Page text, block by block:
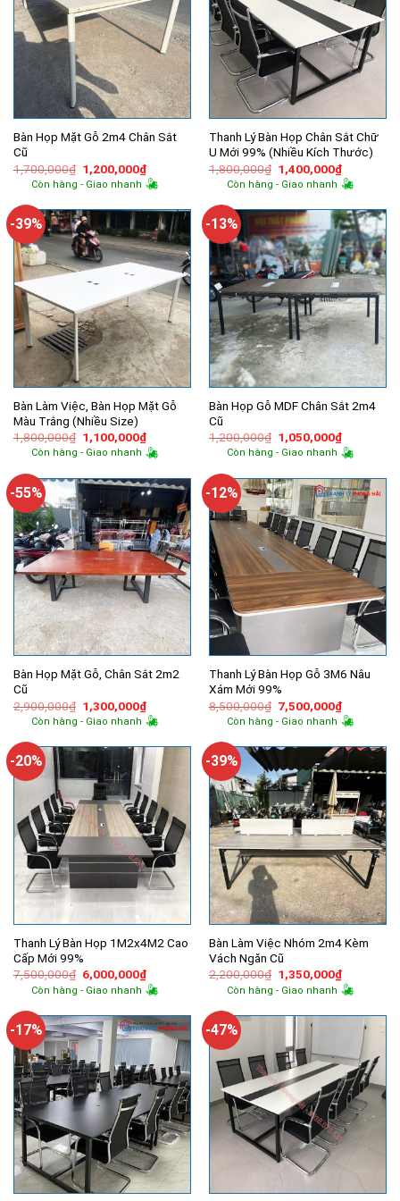
Bàn Họp Mặt Gỗ 2m4 Chân Sắt
Cũ
1,700,000₫ Giá
gốc
là:
1,200,000₫Giá
hiện
tại
1,200,000₫.
Còn hàng - Giao nhanh
Thanh Lý Bàn Họp Chân Sắt Chữ
U Mới 99% (Nhiều Kích Thước)
1,800,000₫ Giá
gốc
là:
1,400,000₫Giá
hiện
tại
Còn hàng - Giao nhanh
-39%
Bàn Làm Việc, Bàn Họp Mặt Gỗ
Màu Trắng (Nhiều Size)
1,800,000₫ Giá
gốc
là:
1,100,000₫Giá
hiện
tại
1,100,000₫.
Còn hàng - Giao nhanh
-13%
Bàn Họp Gỗ MDF Chân Sắt 2m4
Cũ
1,200,000₫ Giá
gốc
là:
1,050,000₫Giá
hiện
tại
Còn hàng - Giao nhanh
-55%
Bàn Họp Mặt Gỗ, Chân Sắt 2m2
Cũ
2,900,000₫ Giá
gốc
là:
1,300,000₫Giá
hiện
tại
1,300,000₫.
Còn hàng - Giao nhanh
-12%
Thanh Lý Bàn Họp Gỗ 3M6 Nâu
Xám Mới 99%
8,500,000₫ Giá
gốc
là:
7,500,000₫Giá
hiện
tại
Còn hàng - Giao nhanh
-20%
Thanh Lý Bàn Họp 1M2x4M2 Cao
Cấp Mới 99%
7,500,000₫ Giá
gốc
là:
6,000,000₫Giá
hiện
tại
6,000,000₫.
Còn hàng - Giao nhanh
-39%
Bàn Làm Việc Nhóm 2m4 Kèm
Vách Ngăn Cũ
2,200,000₫ Giá
gốc
là:
1,350,000₫Giá
hiện
tại
Còn hàng - Giao nhanh
-17% -47%